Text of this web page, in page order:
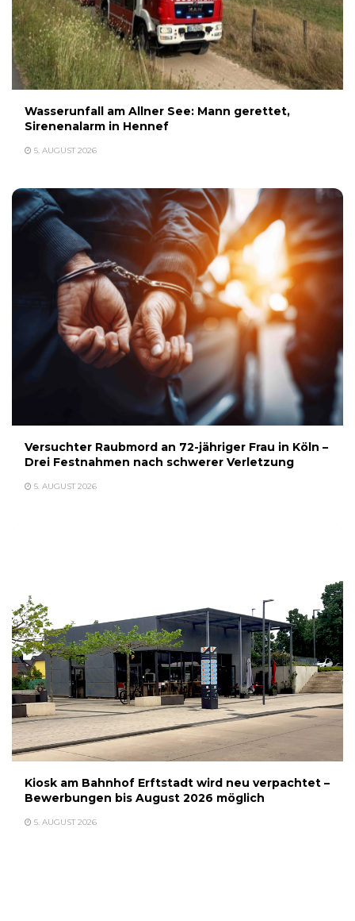
Wasserunfall am Allner See: Mann gerettet,
Sirenenalarm in Hennef
5. AUGUST 2026
Versuchter Raubmord an 72-jähriger Frau in Köln –
Drei Festnahmen nach schwerer Verletzung
5. AUGUST 2026
Kiosk am Bahnhof Erftstadt wird neu verpachtet –
Bewerbungen bis August 2026 möglich
5. AUGUST 2026